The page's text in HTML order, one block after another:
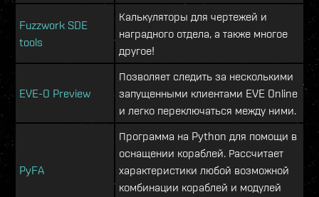
Fuzzwork SDE
tools
Калькуляторы для чертежей и
наградного отдела, а также многое
другое!
EVE-O Preview
Позволяет следить за несколькими
запущенными клиентами EVE Online
и легко переключаться между ними.
PyFA
Программа на Python для помощи в
оснащении кораблей. Рассчитает
характеристики любой возможной
комбинации кораблей и модулей